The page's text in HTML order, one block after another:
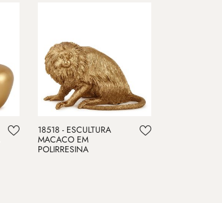
18518 - ESCULTURA
MACACO EM
POLIRRESINA